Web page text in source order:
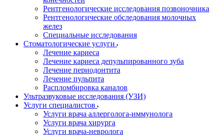
Рентгенологические исследования позвоночника
Рентгенологические обследования молочных
желез
Специальные исследования
Стоматологические услуги
Лечение кариеса
Лечение кариеса депульпированного зуба
Лечение периодонтита
Лечение пульпита
Распломбировка каналов
Ультразвуковые исследования (УЗИ)
Услуги специалистов
Услуги врача аллерголога-иммунолога
Услуги врача хирурга
Услуги врача-невролога